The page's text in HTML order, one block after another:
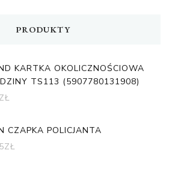
PRODUKTY
KARTKA OKOLICZNOŚCIOWA
TS113 (5907780131908)
ZŁ
CZAPKA POLICJANTA
ZŁ